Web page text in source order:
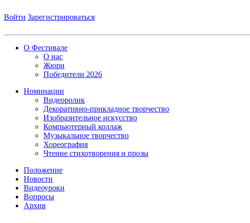
Войти Зарегистрироваться
О Фестивале
О нас
Жюри
Победители 2026
Номинации
Видеоролик
Декоративно-прикладное творчество
Изобразительное искусство
Компьютерный коллаж
Музыкальное творчество
Хореография
Чтение стихотворения и прозы
Положение
Новости
Видеоуроки
Вопросы
Архив